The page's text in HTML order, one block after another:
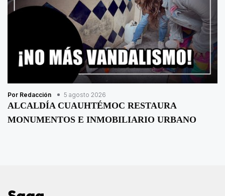
Por Redacción 5 agosto 2026
ALCALDÍA CUAUHTÉMOC RESTAURA
MONUMENTOS E INMOBILIARIO URBANO